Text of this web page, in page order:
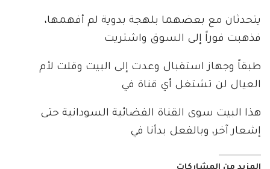
يتحدثان مع بعضهما بلهجة بدوية لم أفهمها،
فذهبت فوراً إلى السوق واشتريت
طبقاً وجهاز استقبال وعدت إلى البيت وقلت لأم
العيال لن تشتغل أي قناة في
هذا البيت سوى القناة الفضائية السودانية حتى
إشعار آخر، وبالفعل بدأنا في